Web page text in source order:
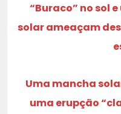
“Buraco” no sol
solar ameaçam
Uma mancha
uma erupção